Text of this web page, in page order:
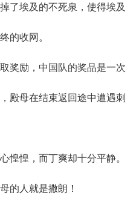
埃及的不死泉，使得埃及
的收网。
励，中国队的奖品是一次
殿母在结束返回途中遭遇刺
惶，而丁爽却十分平静。
的人就是撒朗！